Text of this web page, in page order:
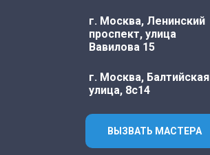
г. Москва, Ленинский
проспект, улица
Вавилова 15
г. Москва, Балтийская
улица, 8с14
ВЫЗВАТЬ МАСТЕРА